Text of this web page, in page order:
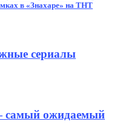
в «Знахаре» на ТНТ
сериалы
самый ожидаемый